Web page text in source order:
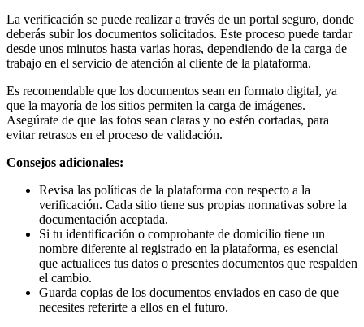
La verificación se puede realizar a través de un portal seguro, donde
deberás subir los documentos solicitados. Este proceso puede tardar
desde unos minutos hasta varias horas, dependiendo de la carga de
trabajo en el servicio de atención al cliente de la plataforma.
Es recomendable que los documentos sean en formato digital, ya
que la mayoría de los sitios permiten la carga de imágenes.
Asegúrate de que las fotos sean claras y no estén cortadas, para
evitar retrasos en el proceso de validación.
Consejos adicionales:
Revisa las políticas de la plataforma con respecto a la
verificación. Cada sitio tiene sus propias normativas sobre la
documentación aceptada.
Si tu identificación o comprobante de domicilio tiene un
nombre diferente al registrado en la plataforma, es esencial
que actualices tus datos o presentes documentos que respalden
el cambio.
Guarda copias de los documentos enviados en caso de que
necesites referirte a ellos en el futuro.